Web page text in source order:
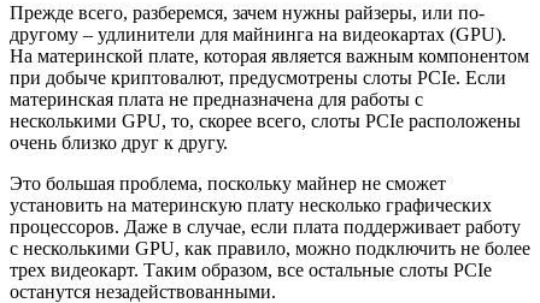
Прежде всего, разберемся, зачем нужны райзеры, или по-
другому – удлинители для майнинга на видеокартах (GPU).
На материнской плате, которая является важным компонентом
при добыче криптовалют, предусмотрены слоты PCIe. Если
материнская плата не предназначена для работы с
несколькими GPU, то, скорее всего, слоты PCIe расположены
очень близко друг к другу.
Это большая проблема, поскольку майнер не сможет
установить на материнскую плату несколько графических
процессоров. Даже в случае, если плата поддерживает работу
с несколькими GPU, как правило, можно подключить не более
трех видеокарт. Таким образом, все остальные слоты PCIe
останутся незадействованными.